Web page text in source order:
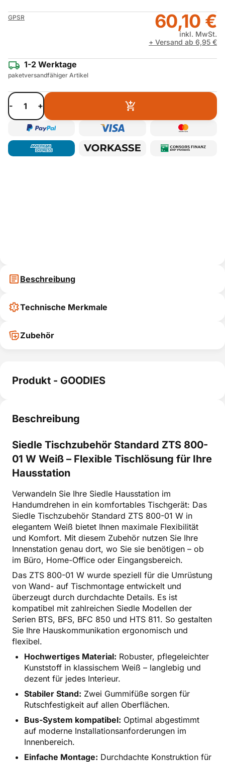
GPSR 60,10 €
inkl. MwSt.
+ Versand ab 6,95 €
1-2 Werktage
paketversandfähiger Artikel
- +
Beschreibung
Technische Merkmale
Zubehör
Produkt - GOODIES
Beschreibung
Siedle Tischzubehör Standard ZTS 800-
01 W Weiß – Flexible Tischlösung für Ihre
Hausstation
Verwandeln Sie Ihre Siedle Hausstation im
Handumdrehen in ein komfortables Tischgerät: Das
Siedle Tischzubehör Standard ZTS 800-01 W in
elegantem Weiß bietet Ihnen maximale Flexibilität
und Komfort. Mit diesem Zubehör nutzen Sie Ihre
Innenstation genau dort, wo Sie sie benötigen – ob
im Büro, Home-Office oder Eingangsbereich.
Das ZTS 800-01 W wurde speziell für die Umrüstung
von Wand- auf Tischmontage entwickelt und
überzeugt durch durchdachte Details. Es ist
kompatibel mit zahlreichen Siedle Modellen der
Serien BTS, BFS, BFC 850 und HTS 811. So gestalten
Sie Ihre Hauskommunikation ergonomisch und
flexibel.
Hochwertiges Material: Robuster, pflegeleichter
Kunststoff in klassischem Weiß – langlebig und
dezent für jedes Interieur.
Stabiler Stand: Zwei Gummifüße sorgen für
Rutschfestigkeit auf allen Oberflächen.
Bus-System kompatibel: Optimal abgestimmt
auf moderne Installationsanforderungen im
Innenbereich.
Einfache Montage: Durchdachte Konstruktion für